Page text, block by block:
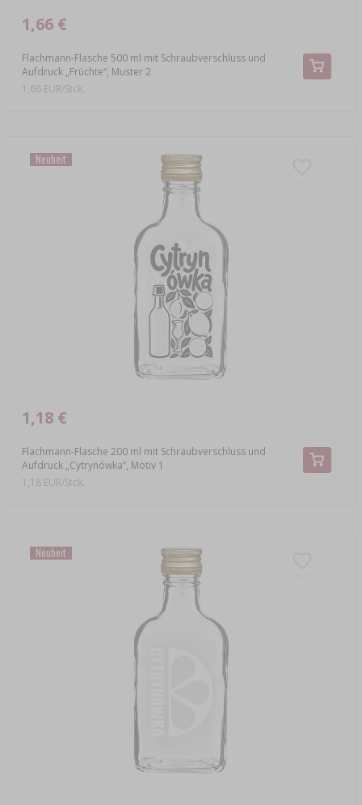
Flachmann-Flasche 500 ml mit Schraubverschluss und
Aufdruck „Früchte“, Muster 2
1,66 €
1,66 EUR/Stck.
Neuheit
Flachmann-Flasche 200 ml mit Schraubverschluss und
Aufdruck „Cytrynówka”, Motiv 1
1,18 €
1,18 EUR/Stck.
Neuheit